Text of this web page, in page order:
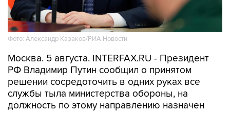
Фото: Александр Казаков/РИА Новости
Москва. 5 августа. INTERFAX.RU - Президент
РФ Владимир Путин сообщил о принятом
решении сосредоточить в одних руках все
службы тыла министерства обороны, на
должность по этому направлению назначен